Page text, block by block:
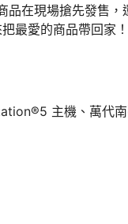
品在現場搶先發售
最愛的商品帶回家！
主機、萬代